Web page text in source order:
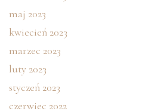
maj 2023
kwiecień 2023
marzec 2023
luty 2023
styczeń 2023
czerwiec 2022